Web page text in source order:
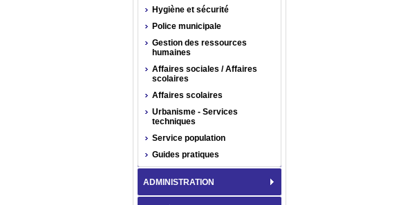
Hygiène et sécurité
Police municipale
Gestion des ressources
humaines
Affaires sociales / Affaires
scolaires
Affaires scolaires
Urbanisme - Services
techniques
Service population
Guides pratiques
ADMINISTRATION